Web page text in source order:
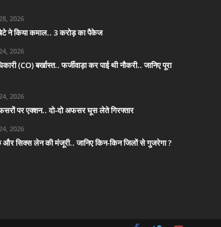
2026
ने किया कमाल.. 3 करोड़ का पैकेज
2026
(CO) बर्खास्त.. फर्जीवाड़ा कर पाई थी नौकरी.. जानिए पूरा
2026
पर एक्शन.. दो-दो अफसर घूस लेते गिरफ्तार
2026
और सिक्स लेन की मंजूरी.. जानिए किन-किन जिलों से गुजरेगा ?